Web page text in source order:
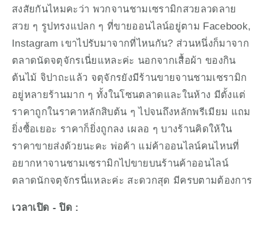
สงสัยกันไหมคะว่า พวกจานชามเซรามิกสวยลวดลาย
สวย ๆ รูปทรงแปลก ๆ ที่ขายออนไลน์อยู่ตาม Facebook,
Instagram เขาไปรับมาจากที่ไหนกัน? ส่วนหนึ่งก็มาจาก
ตลาดนัดจตุจักรเนี่ยแหละค่ะ นอกจากเสื้อผ้า ของกิน
ต้นไม้ จิปาถะแล้ว จตุจักรยังมีร้านขายจานชามเซรามิก
อยู่หลายร้านมาก ๆ ทั้งในโซนตลาดและในห้าง มีตั้งแต่
ราคาถูกในราคาหลักสิบต้น ๆ ไปจนถึงหลักพรีเมียม แถม
ยิ่งซื้อเยอะ ราคาก็ยิ่งถูกลง เผลอ ๆ บางร้านคิดให้ใน
ราคาขายส่งด้วยนะคะ พ่อค้า แม่ค้าออนไลน์คนไหนที่
อยากหาจานชามเซรามิกไปขายบนร้านค้าออนไลน์
ตลาดนักจตุจักรนี่แหละค่ะ สะดวกสุด มีครบตามต้องการ
เวลาเปิด - ปิด :